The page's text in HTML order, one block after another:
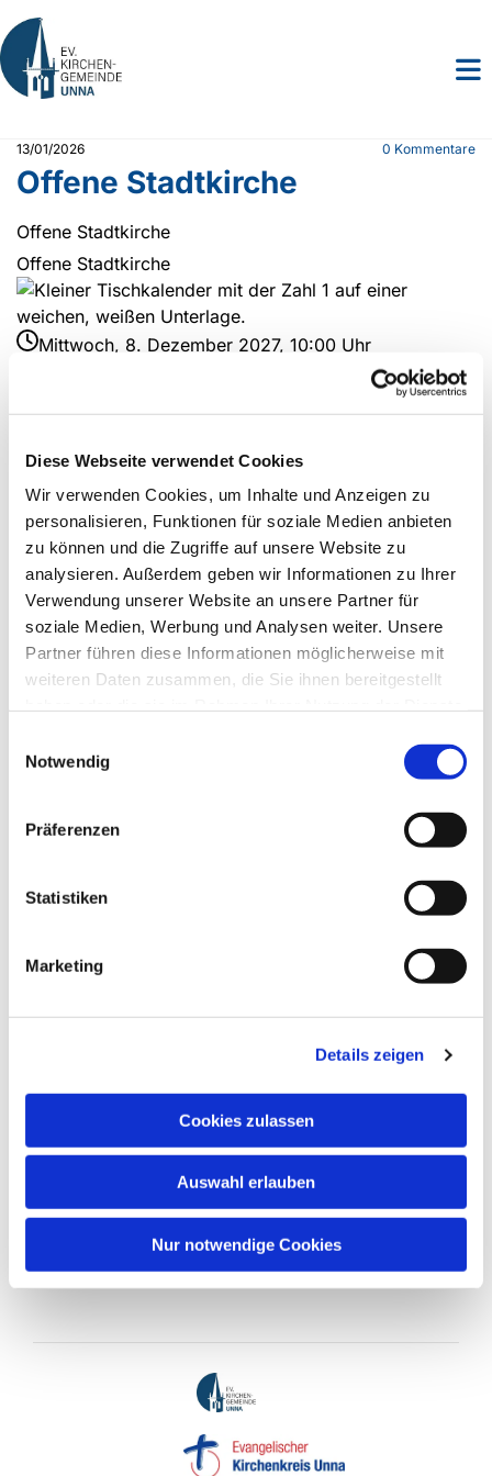
Diese Webseite verwendet Cookies
Wir verwenden Cookies, um Inhalte und Anzeigen zu
personalisieren, Funktionen für soziale Medien anbieten
zu können und die Zugriffe auf unsere Website zu
analysieren. Außerdem geben wir Informationen zu Ihrer
Verwendung unserer Website an unsere Partner für
soziale Medien, Werbung und Analysen weiter. Unsere
Partner führen diese Informationen möglicherweise mit
weiteren Daten zusammen, die Sie ihnen bereitgestellt
Notwendig
Präferenzen
Statistiken
Marketing
Details zeigen
Cookies zulassen
Auswahl erlauben
Nur notwendige Cookies
13/01/2026 0 Kommentare
Offene Stadtkirche
Offene Stadtkirche
Offene Stadtkirche
Mittwoch, 8. Dezember 2027, 10:00 Uhr
Ev. Stadtkirche Unna, Kirchplatz 1, 59423 Unna